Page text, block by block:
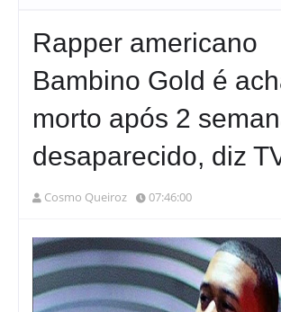
Rapper americano
Bambino Gold é
morto após 2
desaparecido, diz
Cosmo Queiroz 07:46:00